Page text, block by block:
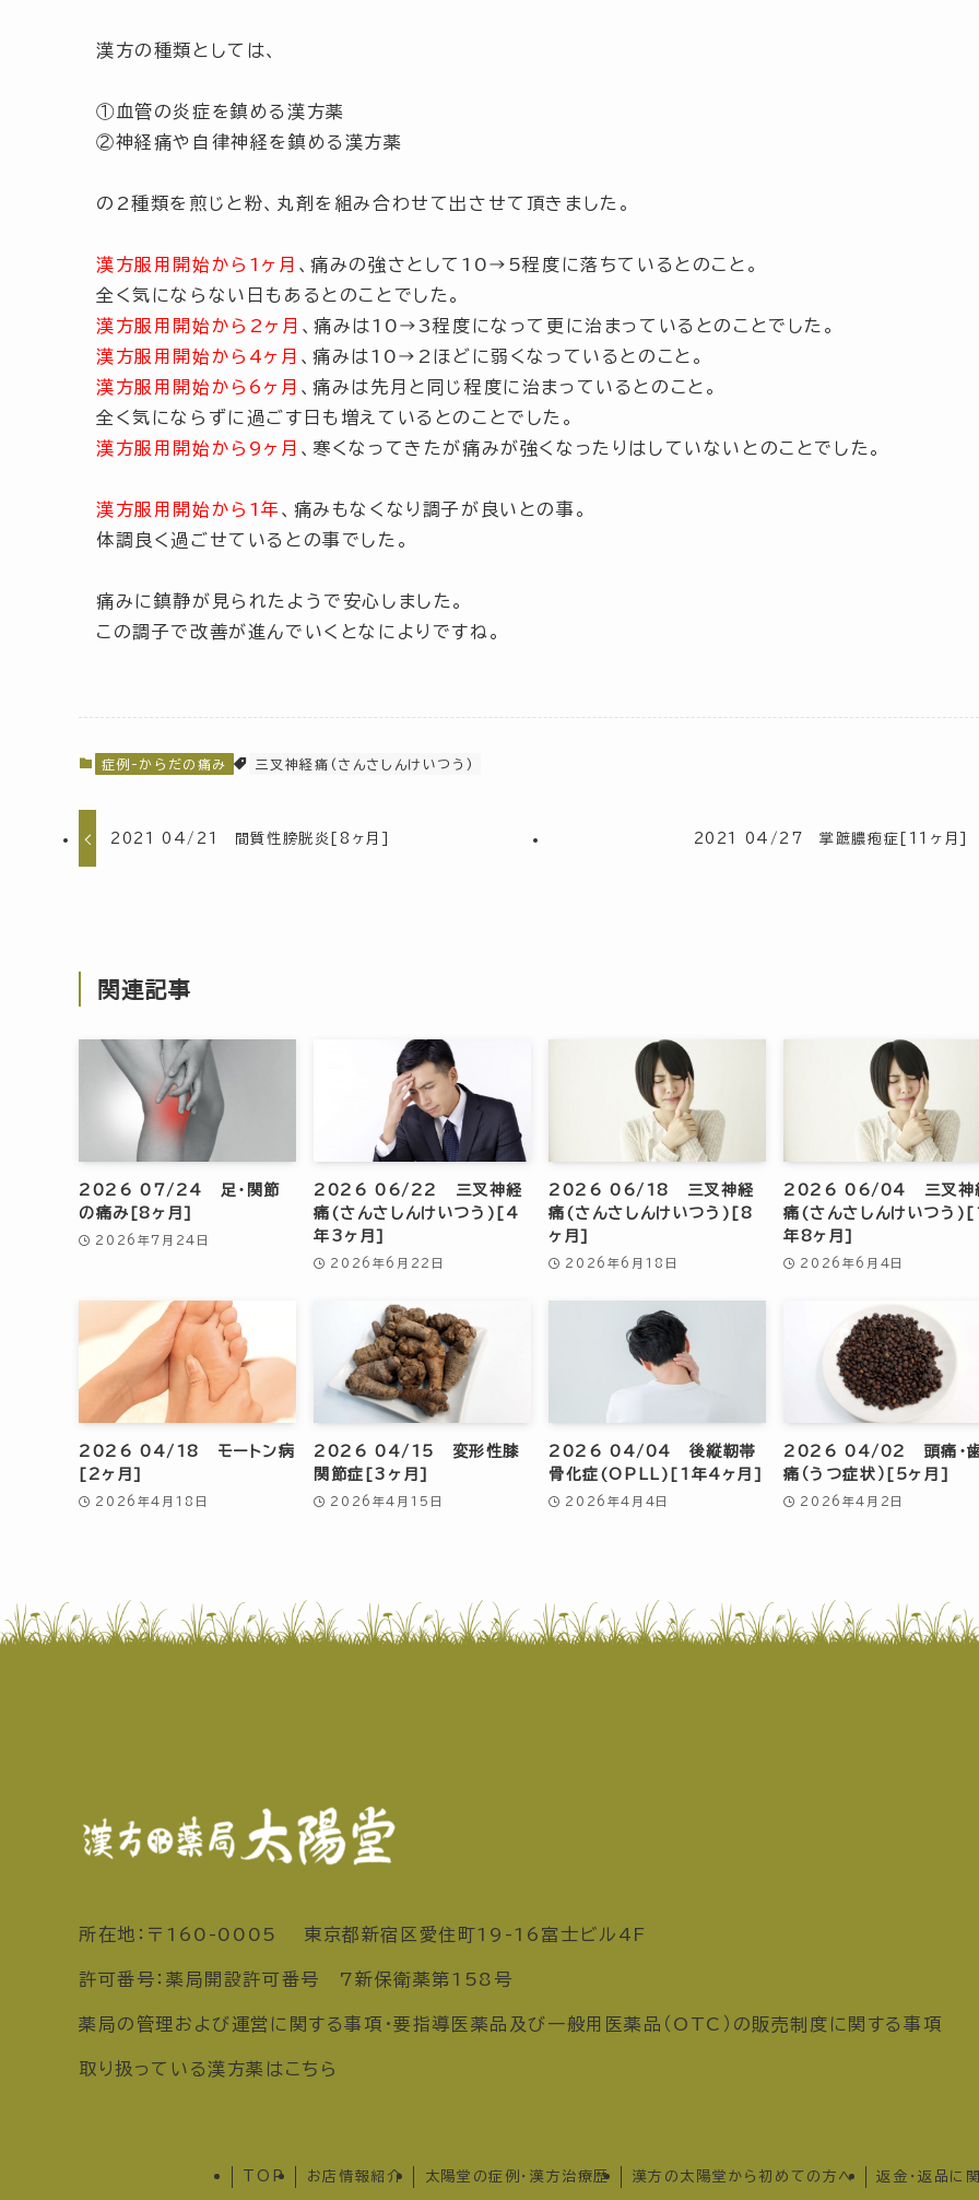
漢方の種類としては、
①血管の炎症を鎮める漢方薬
②神経痛や自律神経を鎮める漢方薬
の2種類を煎じと粉、丸剤を組み合わせて出させて頂きました。
漢方服用開始から1ヶ月 、痛みの強さとして10→5程度に落ちているとのこと。
全く気にならない日もあるとのことでした。
漢方服用開始から2ヶ月 、痛みは10→3程度になって更に治まっているとのことでした。
漢方服用開始から4ヶ月 、痛みは10→2ほどに弱くなっているとのこと。
漢方服用開始から6ヶ月 、痛みは先月と同じ程度に治まっているとのこと。
全く気にならずに過ごす日も増えているとのことでした。
漢方服用開始から9ヶ月 、寒くなってきたが痛みが強くなったりはしていないとのことでした。
漢方服用開始から1年、痛みもなくなり調子が良いとの事。
体調良く過ごせているとの事でした。
痛みに鎮静が見られたようで安心しました。
この調子で改善が進んでいくとなによりですね。
症例-からだの痛み 三叉神経痛(さんさしんけいつう)
2021 04/21 間質性膀胱炎[8ヶ月] 2021 04/27 掌蹠膿疱症[11ヶ月]
関連記事
2026 07/24 足・関節
の痛み[8ヶ月]
2026年7月24日
2026 06/22 三叉神経
痛(さんさしんけいつう)[4
年3ヶ月]
2026年6月22日
2026 06/18 三叉神経
痛(さんさしんけいつう)[8
ヶ月]
2026年6月18日
2026 06/04 三叉神
痛(さんさしんけいつう
年8ヶ月]
2026年6月4日
2026 04/18 モートン病
[2ヶ月]
2026年4月18日
2026 04/15 変形性膝
関節症[3ヶ月]
2026年4月15日
2026 04/04 後縦靭帯
骨化症(OPLL)[1年4ヶ月]
2026年4月4日
2026 04/02 頭痛・
痛（うつ症状）[5ヶ月]
2026年4月2日
所在地：〒160-0005 東京都新宿区愛住町19-16富士ビル4F
許可番号：薬局開設許可番号 7新保衛薬第158号
薬局の管理および運営に関する事項・要指導医薬品及び一般用医薬品（OTC）の販売制度に関する事項
取り扱っている漢方薬はこちら
TOP お店情報紹介 太陽堂の症例・漢方治療歴 漢方の太陽堂から初めての方へ 返金・返品に